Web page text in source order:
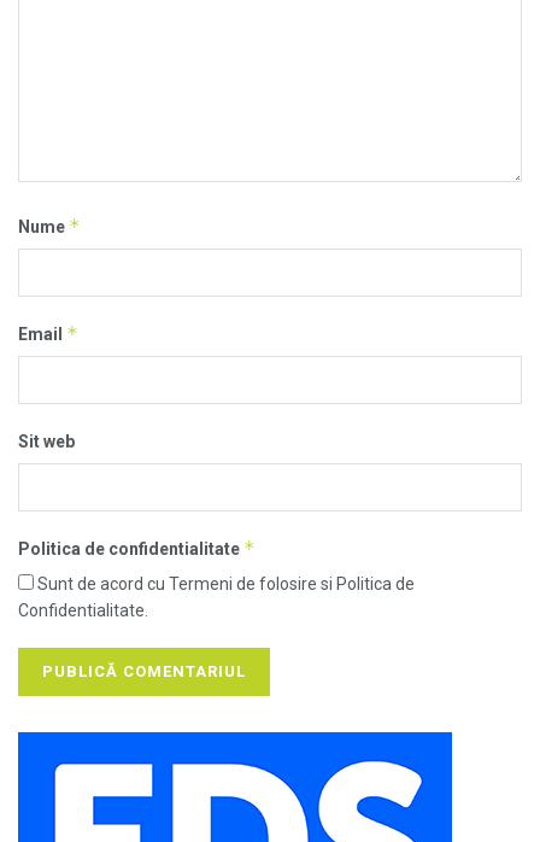
Nume *
Email *
Sit web
Politica de confidentialitate *
Sunt de acord cu Termeni de folosire si Politica de
Confidentialitate.